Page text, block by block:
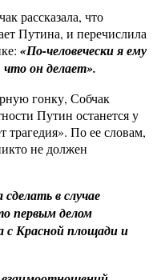
рассказала, что
Путина, и перечислила
«По-человечески я ему
что он делает».
гонку, Собчак
Путин останется у
трагедия». По ее словам,
не должен
в случае
первым делом
с Красной площади и